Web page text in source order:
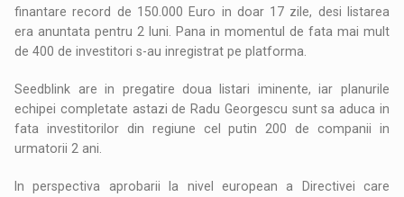
finantare record de 150.000 Euro in doar 17 zile, desi listarea
era anuntata pentru 2 luni. Pana in momentul de fata mai mult
de 400 de investitori s-au inregistrat pe platforma.
Seedblink are in pregatire doua listari iminente, iar planurile
echipei completate astazi de Radu Georgescu sunt sa aduca in
fata investitorilor din regiune cel putin 200 de companii in
urmatorii 2 ani.
In perspectiva aprobarii la nivel european a Directivei care